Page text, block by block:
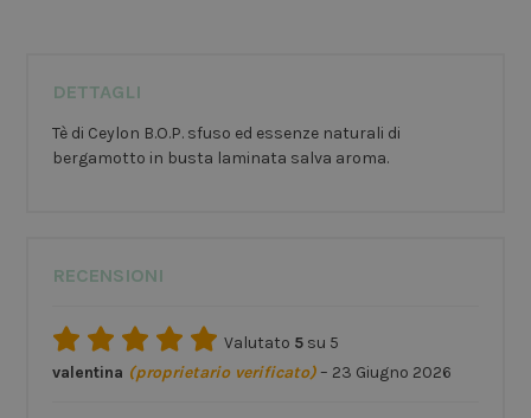
DETTAGLI
Tè di Ceylon B.O.P. sfuso ed essenze naturali di
bergamotto in busta laminata salva aroma.
RECENSIONI
Valutato 5 su 5
valentina (proprietario verificato) – 23 Giugno 2026